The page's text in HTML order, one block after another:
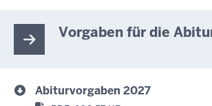
Vorgaben für die
Abiturvorgaben 2027